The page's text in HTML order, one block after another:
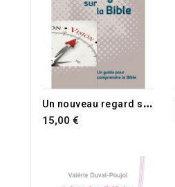
RUPTURE DE STOCK U
n nouveau regard sur la Bible
15,00 €